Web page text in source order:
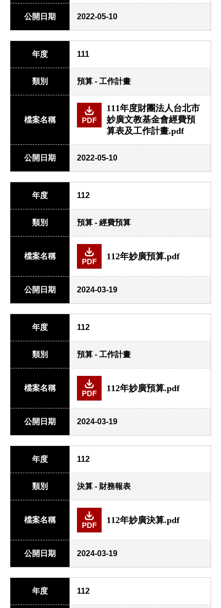
公開日期 2022-05-10
年度 111
類別 預算 - 工作計畫
檔案名稱 PDF
111年度財團法人台北市
妙廣文教基金會經費預
算表及工作計畫.pdf
公開日期 2022-05-10
年度 112
類別 預算 - 經費預算
檔案名稱
PDF
112年妙廣預算.pdf
公開日期 2024-03-19
年度 112
類別 預算 - 工作計畫
檔案名稱
PDF
112年妙廣預算.pdf
公開日期 2024-03-19
年度 112
類別 決算 - 財務報表
檔案名稱
PDF
112年妙廣決算.pdf
公開日期 2024-03-19
年度 112